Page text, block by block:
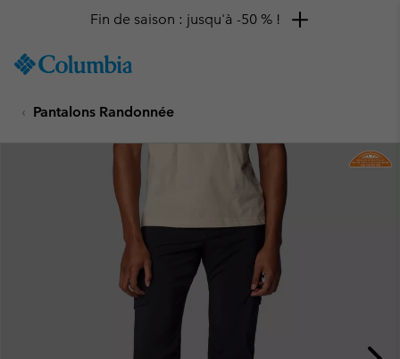
TO
SKIP
MAIN
Fin de saison : jusqu'à -50 % !
Pantalons Randonnée